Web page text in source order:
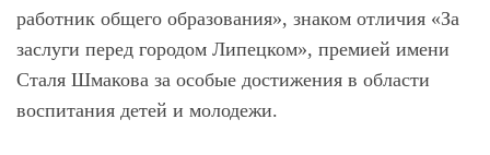
работник общего образования», знаком отличия «За
заслуги перед городом Липецком», премией имени
Сталя Шмакова за особые достижения в области
воспитания детей и молодежи.